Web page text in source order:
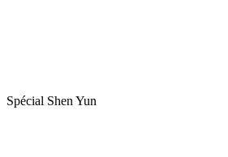
Spécial Shen Yun